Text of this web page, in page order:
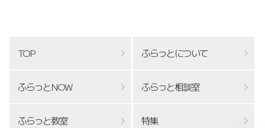
TOP ふらっとについて
ふらっとNOW ふらっと相談室
ふらっと教室 特集